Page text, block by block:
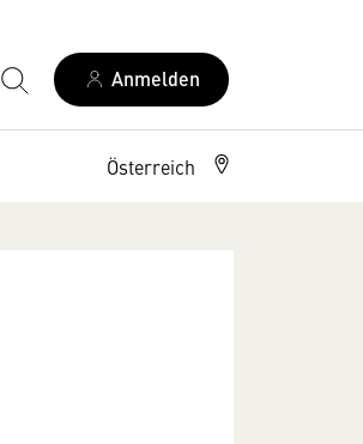
Anmelden
Österreich